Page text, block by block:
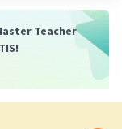
Teacher